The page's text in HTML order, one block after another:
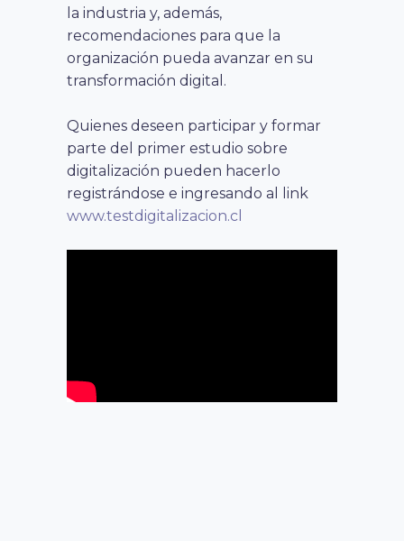
la industria y, además,
recomendaciones para que la
organización pueda avanzar en su
transformación digital.
Quienes deseen participar y formar
parte del primer estudio sobre
digitalización pueden hacerlo
registrándose e ingresando al link
www.testdigitalizacion.cl